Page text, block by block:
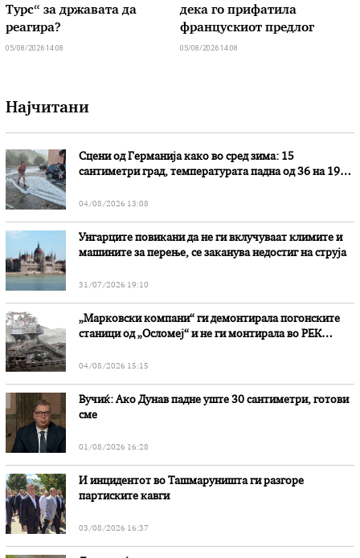
Турс“ за државата да
реагира?
05/08/2026 14:08
дека го прифатила
францускиот предлог
05/08/2026 14:08
Најчитани
Сцени од Германија како во сред зима: 15
сантиметри град, температурата падна од 36 на 19
04/08/2026 13:08
Унгарците повикани да не ги вклучуваат климите и
машините за перење, се заканува недостиг на струја
31/07/2026 19:10
„Марковски компани“ ги демонтирала погонските
станици од „Осломеј“ и не ги монтирала во РЕК
04/08/2026 15:15
Вучиќ: Ако Дунав падне уште 30 сантиметри, готови
сме
01/08/2026 16:28
И инцидентот во Ташмаруништa ги разгоре
партиските кавги
03/08/2026 16:37